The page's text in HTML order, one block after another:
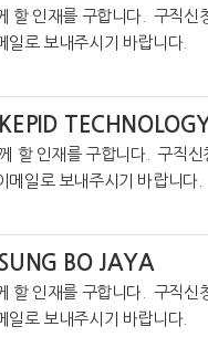
할 인재를 구합니다. 구직신
기 바랍니다. *코트라 자카르타 K-Move 센터는 온
통해 더 많은 취업정보를 제
할 인재를 구합니다. 구직
메일로 보내주시기 바랍
BO JAYA
할 인재를 구합니다. 구직신
일로 보내주시기 바랍니